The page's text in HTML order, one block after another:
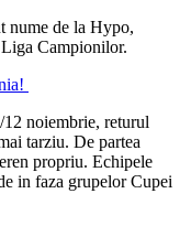
nume de la Hypo,
Campionilor.
noiembrie, returul
tarziu. De partea
propriu. Echipele
in faza grupelor Cupei